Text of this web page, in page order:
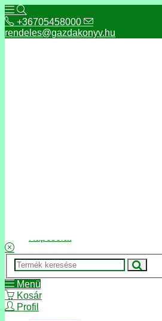
+36705458000
rendeles@gazdakonyv.hu
Menü
Kosár
Profil